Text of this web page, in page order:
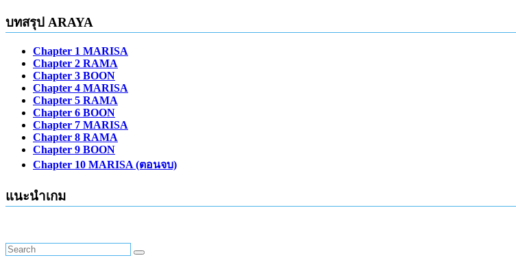
บทสรุป ARAYA
Chapter 1 MARISA
Chapter 2 RAMA
Chapter 3 BOON
Chapter 4 MARISA
Chapter 5 RAMA
Chapter 6 BOON
Chapter 7 MARISA
Chapter 8 RAMA
Chapter 9 BOON
Chapter 10 MARISA (ตอนจบ)
แนะนำเกม